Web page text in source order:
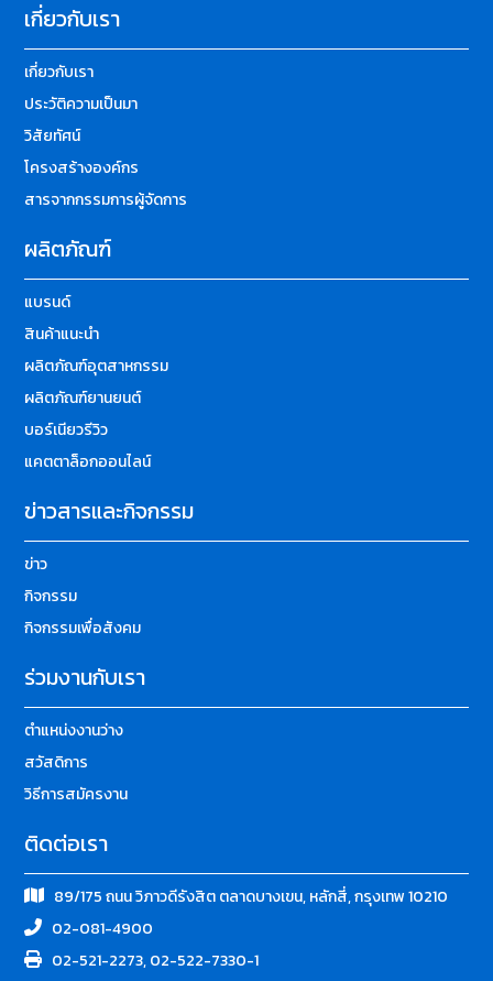
เกี่ยวกับเรา
เกี่ยวกับเรา
ประวัติความเป็นมา
วิสัยทัศน์
โครงสร้างองค์กร
สารจากกรรมการผู้จัดการ
ผลิตภัณฑ์
แบรนด์
สินค้าแนะนำ
ผลิตภัณฑ์อุตสาหกรรม
ผลิตภัณฑ์ยานยนต์
บอร์เนียวรีวิว
แคตตาล็อกออนไลน์
ข่าวสารและกิจกรรม
ข่าว
กิจกรรม
กิจกรรมเพื่อสังคม
ร่วมงานกับเรา
ตำแหน่งงานว่าง
สวัสดิการ
วิธีการสมัครงาน
ติดต่อเรา
89/175 ถนน วิภาวดีรังสิต ตลาดบางเขน, หลักสี่, กรุงเทพ 10210
02-081-4900
02-521-2273, 02-522-7330-1